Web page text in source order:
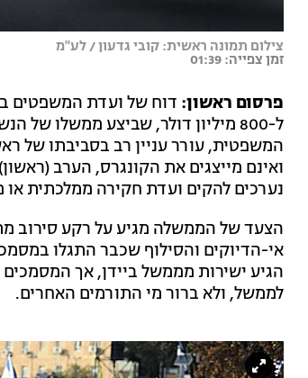
צילום תמונה ראשית: קובי גדעון / לע"מ
זמן צפייה: 01:39
פרסום ראשון: דוח של ועדת המשפטים
ל-800 מיליון דולר, שביצע ממשלו
המשפטית, עורר עניין רב בסביבתו של
ואינם מייצגים את הקונגרס, הערב
נערכים להקים ועדת חקירה ממלכתית
אי-הדיוקים והסילוף שכבר התגלו
הגיע ישירות מממשל ביידן, אך
לממשל, ולא ברור מי התורמים האחרים.